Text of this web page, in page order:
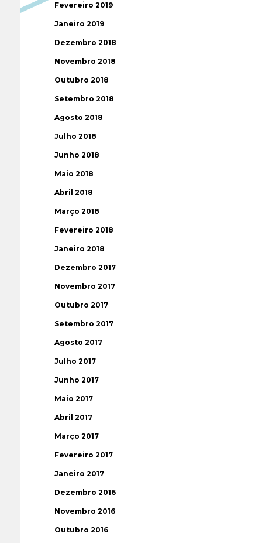
Fevereiro 2019
Janeiro 2019
Dezembro 2018
Novembro 2018
Outubro 2018
Setembro 2018
Agosto 2018
Julho 2018
Junho 2018
Maio 2018
Abril 2018
Março 2018
Fevereiro 2018
Janeiro 2018
Dezembro 2017
Novembro 2017
Outubro 2017
Setembro 2017
Agosto 2017
Julho 2017
Junho 2017
Maio 2017
Abril 2017
Março 2017
Fevereiro 2017
Janeiro 2017
Dezembro 2016
Novembro 2016
Outubro 2016